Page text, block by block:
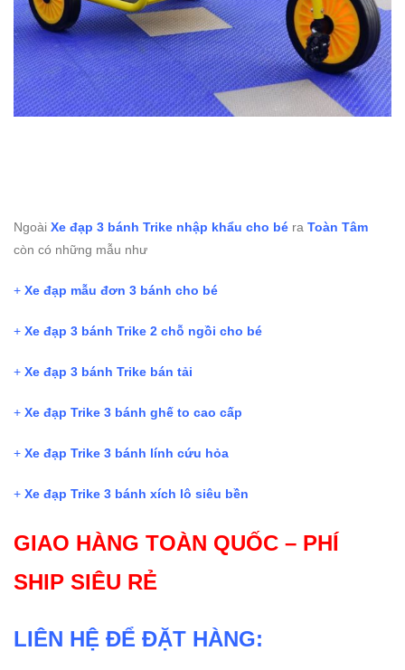
Ngoài Xe đạp 3 bánh Trike nhập khẩu cho bé ra Toàn Tâm
còn có những mẫu như
+ Xe đạp mẫu đơn 3 bánh cho bé
+ Xe đạp 3 bánh Trike 2 chỗ ngồi cho bé
+ Xe đạp 3 bánh Trike bán tải
+ Xe đạp Trike 3 bánh ghế to cao cấp
+ Xe đạp Trike 3 bánh lính cứu hỏa
+ Xe đạp Trike 3 bánh xích lô siêu bền
GIAO HÀNG TOÀN QUỐC – PHÍ
SHIP SIÊU RẺ
LIÊN HỆ ĐỂ ĐẶT HÀNG: